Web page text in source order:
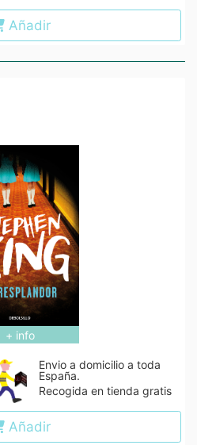
Añadir
+ info
Envio a domicilio a toda
España.
Recogida en tienda gratis
Añadir